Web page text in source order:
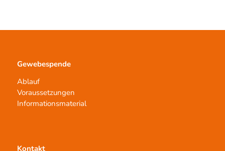
Gewebespende
Ablauf
Voraussetzungen
Informationsmaterial
Kontakt